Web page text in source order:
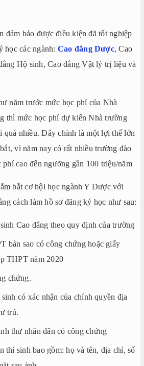
đảm bảo được điều kiện đã tốt nghiệp
học các ngành: Cao đẳng Dược, Cao
Hộ sinh, Cao đẳng Vật lý trị liệu và
năm trước mức học phí của Nhà
thì mức học phí dự kiến Nhà trường
quá nhiều. Đây chính là một lợi thế lớn
vì năm nay có rất nhiều trường đào
cao đến ngưỡng gần 100 triệu/năm
bắt cơ hội học ngành Y Dược với
cách làm hồ sơ đăng ký học như sau:
Cao đẳng theo quy định của trường
bản sao có công chứng hoặc giấy
THPT năm 2020
chứng.
có xác nhận của chính quyền địa
trú.
thư nhân dân có công chứng
thí sinh bao gồm: họ và tên, địa chỉ, số